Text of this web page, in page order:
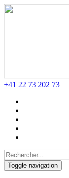
+41 22 73 202 73
Toggle navigation